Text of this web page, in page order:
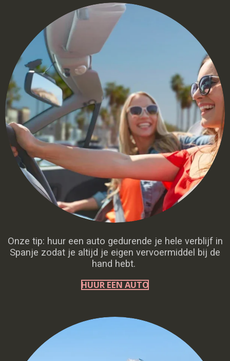
Onze tip: huur een auto gedurende je hele verblijf in
Spanje zodat je altijd je eigen vervoermiddel bij de
hand hebt.
HUUR EEN AUTO